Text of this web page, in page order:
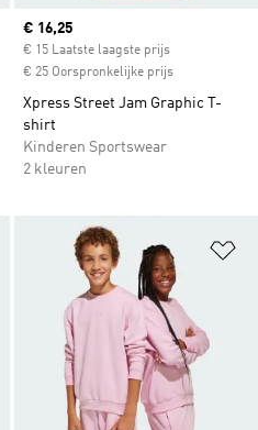
Current price
€ 16,25
€ 15 Laatste laagste prijs
€ 25 Oorspronkelijke prijs
Xpress Street Jam Graphic T-
shirt
Kinderen Sportswear
2 kleuren
Op verlanglijst zetten